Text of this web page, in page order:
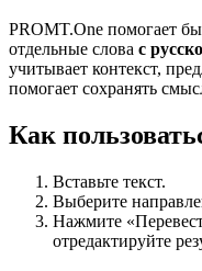
PROMT.One помогает
отдельные слова с
учитывает контекст,
помогает сохранять
Как
Вставьте текст.
Выберите
Нажмите
отредактируйте